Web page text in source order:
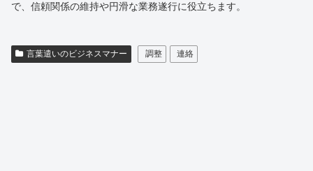
で、信頼関係の維持や円滑な業務遂行に役立ちます。
言葉遣いのビジネスマナー 調整 連絡